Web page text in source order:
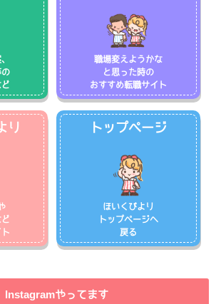
の
職場変えようかな
と思った時の
おすすめ転職サイト
り トップページ
ほいくびより
トップページへ
戻る
Instagramやってます